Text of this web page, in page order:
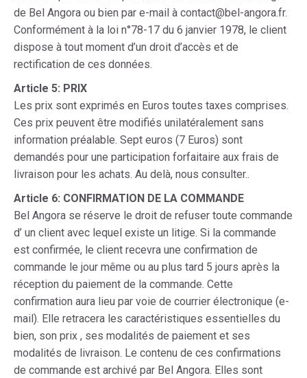
de Bel Angora ou bien par e-mail à contact@bel-angora.fr.
Conformément à la loi n°78-17 du 6 janvier 1978, le client
dispose à tout moment d’un droit d’accès et de
rectification de ces données.
Article 5: PRIX
Les prix sont exprimés en Euros toutes taxes comprises.
Ces prix peuvent être modifiés unilatéralement sans
information préalable. Sept euros (7 Euros) sont
demandés pour une participation forfaitaire aux frais de
livraison pour les achats. Au delà, nous consulter..
Article 6: CONFIRMATION DE LA COMMANDE
Bel Angora se réserve le droit de refuser toute commande
d’ un client avec lequel existe un litige. Si la commande
est confirmée, le client recevra une confirmation de
commande le jour même ou au plus tard 5 jours après la
réception du paiement de la commande. Cette
confirmation aura lieu par voie de courrier électronique (e-
mail). Elle retracera les caractéristiques essentielles du
bien, son prix , ses modalités de paiement et ses
modalités de livraison. Le contenu de ces confirmations
de commande est archivé par Bel Angora. Elles sont